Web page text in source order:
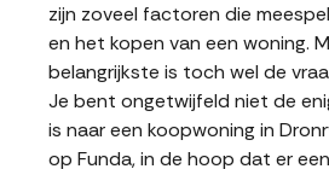
zijn zoveel factoren die
en het kopen van een woning.
belangrijkste is toch wel de
Je bent ongetwijfeld niet de
is naar een koopwoning in
op Funda, in de hoop dat er